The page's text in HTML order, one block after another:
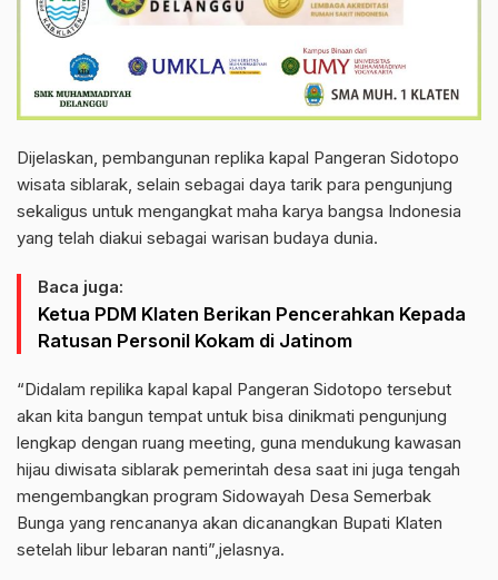
Dijelaskan, pembangunan replika kapal Pangeran Sidotopo
wisata siblarak, selain sebagai daya tarik para pengunjung
sekaligus untuk mengangkat maha karya bangsa Indonesia
yang telah diakui sebagai warisan budaya dunia.
Baca juga:
Ketua PDM Klaten Berikan Pencerahkan Kepada
Ratusan Personil Kokam di Jatinom
“Didalam repilika kapal kapal Pangeran Sidotopo tersebut
akan kita bangun tempat untuk bisa dinikmati pengunjung
lengkap dengan ruang meeting, guna mendukung kawasan
hijau diwisata siblarak pemerintah desa saat ini juga tengah
mengembangkan program Sidowayah Desa Semerbak
Bunga yang rencananya akan dicanangkan Bupati Klaten
setelah libur lebaran nanti”,jelasnya.